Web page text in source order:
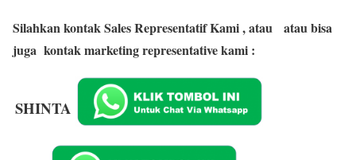
Silahkan kontak Sales Representatif Kami , atau
atau bisa
juga kontak marketing representative kami :
SHINTA